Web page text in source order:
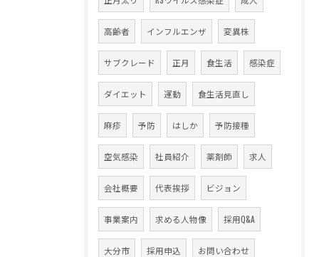
高齢者 インフルエンザ 変異株
サブクレード 正月 食生活 感染症
ダイエット 運動 食生活見直し
麻疹 予防 はしか 予防接種
空気感染 社員紹介 薬剤師 求人
会社概要 代表挨拶 ビジョン
事業案内 求める人物像 採用Q&A
大分市 採用申込 お問い合わせ